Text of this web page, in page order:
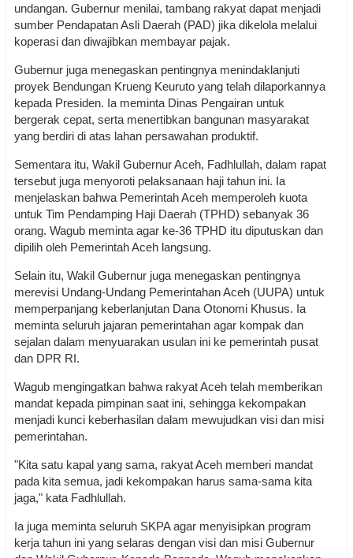
undangan. Gubernur menilai, tambang rakyat dapat menjadi
sumber Pendapatan Asli Daerah (PAD) jika dikelola melalui
koperasi dan diwajibkan membayar pajak.
Gubernur juga menegaskan pentingnya menindaklanjuti
proyek Bendungan Krueng Keuruto yang telah dilaporkannya
kepada Presiden. Ia meminta Dinas Pengairan untuk
bergerak cepat, serta menertibkan bangunan masyarakat
yang berdiri di atas lahan persawahan produktif.
Sementara itu, Wakil Gubernur Aceh, Fadhlullah, dalam rapat
tersebut juga menyoroti pelaksanaan haji tahun ini. Ia
menjelaskan bahwa Pemerintah Aceh memperoleh kuota
untuk Tim Pendamping Haji Daerah (TPHD) sebanyak 36
orang. Wagub meminta agar ke-36 TPHD itu diputuskan dan
dipilih oleh Pemerintah Aceh langsung.
Selain itu, Wakil Gubernur juga menegaskan pentingnya
merevisi Undang-Undang Pemerintahan Aceh (UUPA) untuk
memperpanjang keberlanjutan Dana Otonomi Khusus. Ia
meminta seluruh jajaran pemerintahan agar kompak dan
sejalan dalam menyuarakan usulan ini ke pemerintah pusat
dan DPR RI.
Wagub mengingatkan bahwa rakyat Aceh telah memberikan
mandat kepada pimpinan saat ini, sehingga kekompakan
menjadi kunci keberhasilan dalam mewujudkan visi dan misi
pemerintahan.
"Kita satu kapal yang sama, rakyat Aceh memberi mandat
pada kita semua, jadi kekompakan harus sama-sama kita
jaga," kata Fadhlullah.
Ia juga meminta seluruh SKPA agar menyisipkan program
kerja tahun ini yang selaras dengan visi dan misi Gubernur